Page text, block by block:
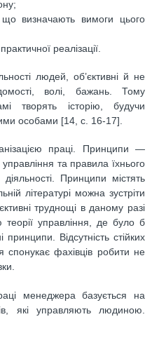
визначають вимоги цього
реалізації.
людей, об’єктивні й не
волі, бажань. Тому
творять історію, будучи
особами [14, c. 16-17].
праці. Принципи —
та правила їхнього
Принципи містять
літературі можна зустріти
труднощі в даному разі
теорії управління, де було б
принципи. Відсутність стійких
спонукає фахівців робити не
менеджера базується на
які управляють людиною.